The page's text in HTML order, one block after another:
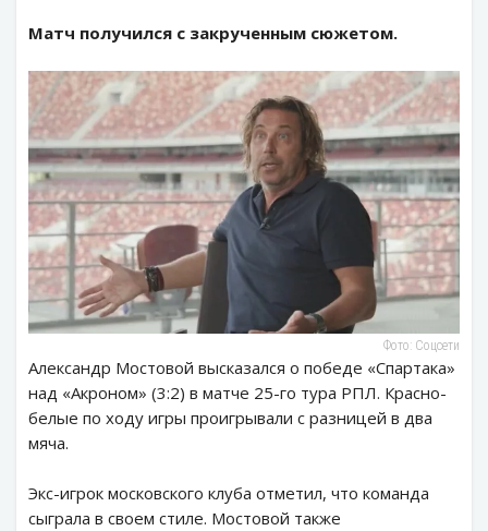
Матч получился с закрученным сюжетом.
Фото: Соцсети
Александр Мостовой высказался о победе «Спартака»
над «Акроном» (3:2) в матче 25-го тура РПЛ. Красно-
белые по ходу игры проигрывали с разницей в два
мяча.
Экс-игрок московского клуба отметил, что команда
сыграла в своем стиле. Мостовой также